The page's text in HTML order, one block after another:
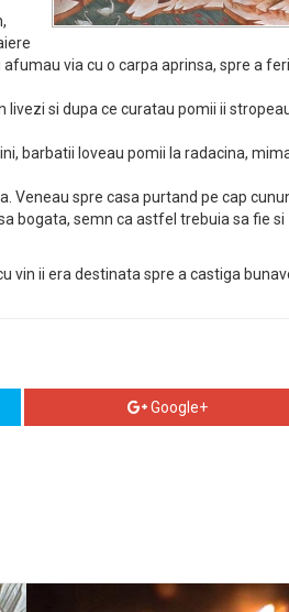
via cu o carpa aprinsa, spre a
livezi si dupa ce curatau pomii ii
barbatii loveau pomii la radacina,
Veneau spre casa purtand pe cap
bogata, semn ca astfel trebuia sa fie si
vin ii era destinata spre a castiga
Google+